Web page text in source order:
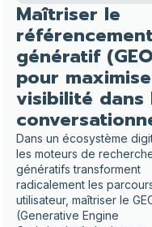
Maîtriser le
génératif
pour
visibilité dans
Dans un écosystème
les moteurs de
génératifs transforment
radicalement les
utilisateur, maîtriser le
(Generative Engine